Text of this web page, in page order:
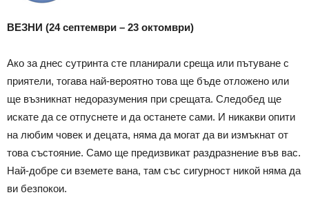
ВЕЗНИ (24 септември – 23 октомври)
Ако за днес сутринта сте планирали среща или пътуване с
приятели, тогава най-вероятно това ще бъде отложено или
ще възникнат недоразумения при срещата. Следобед ще
искате да се отпуснете и да останете сами. И никакви опити
на любим човек и децата, няма да могат да ви измъкнат от
това състояние. Само ще предизвикат раздразнение във вас.
Най-добре си вземете вана, там със сигурност никой няма да
ви безпокои.